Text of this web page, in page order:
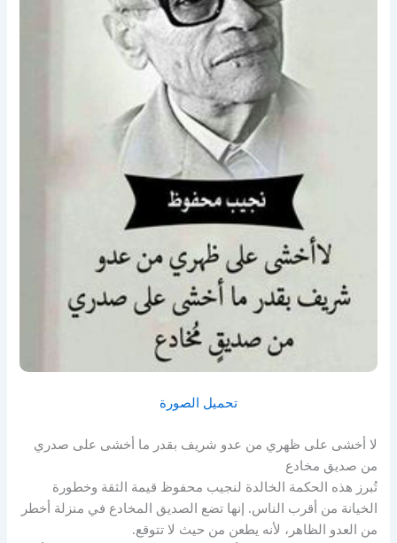
تحميل الصورة
لا أخشى على ظهري من عدو شريف بقدر ما أخشى على صدري
من صديق مخادع
تُبرز هذه الحكمة الخالدة لنجيب محفوظ قيمة الثقة وخطورة
الخيانة من أقرب الناس. إنها تضع الصديق المخادع في منزلة أخطر
من العدو الظاهر، لأنه يطعن من حيث لا تتوقع.